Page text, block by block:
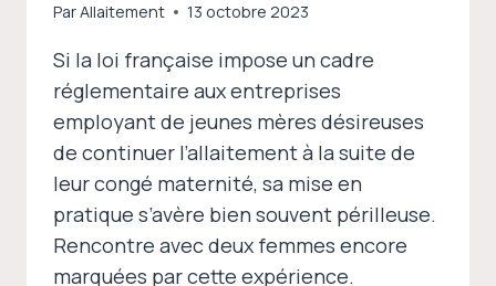
ParAllaitement 13 octobre 2023
Si la loi française impose un cadre
réglementaire aux entreprises
employant de jeunes mères désireuses
de continuer l’allaitement à la suite de
leur congé maternité, sa mise en
pratique s’avère bien souvent périlleuse.
Rencontre avec deux femmes encore
marquées par cette expérience.